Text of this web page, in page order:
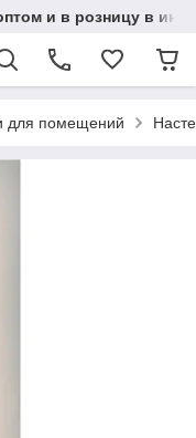
и в розницу в
для помещений